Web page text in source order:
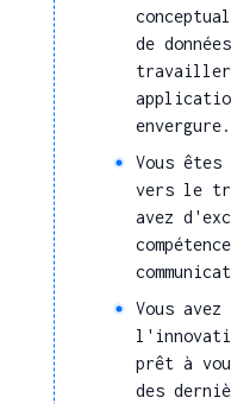
de
travailler
envergure.
Vous
vers le
avez
Vous
prêt à
des